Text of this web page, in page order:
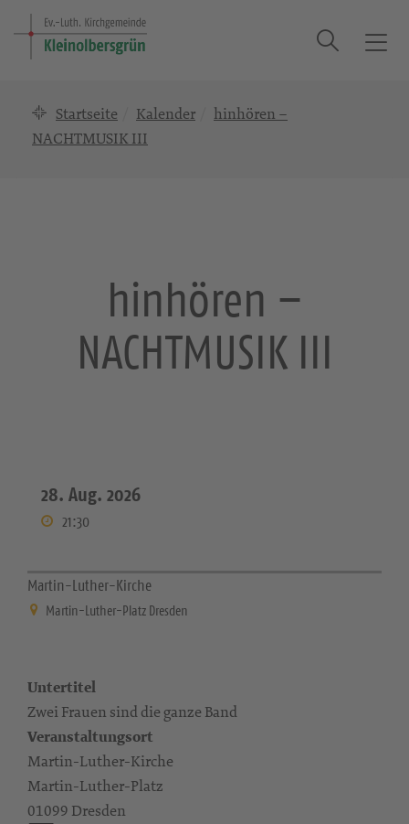
T
Suche
Startseite Kalender
hinhören –
NACHTMUSIK III
hinhören –
NACHTMUSIK III
28. Aug. 2026
21:30
Martin-Luther-Kirche
Martin-Luther-Platz Dresden
Untertitel
Zwei Frauen sind die ganze Band
Veranstaltungsort
Martin-Luther-Kirche
Martin-Luther-Platz
01099 Dresden